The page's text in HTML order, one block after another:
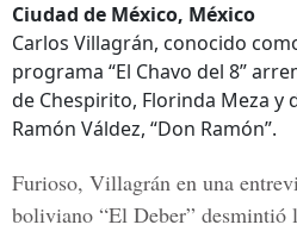
Ciudad de México, México
Carlos Villagrán, conocido
programa “El Chavo del 8”
de Chespirito, Florinda Meza y
Ramón Váldez, “Don Ramón”.
Furioso, Villagrán en una
boliviano “El Deber” desmintió